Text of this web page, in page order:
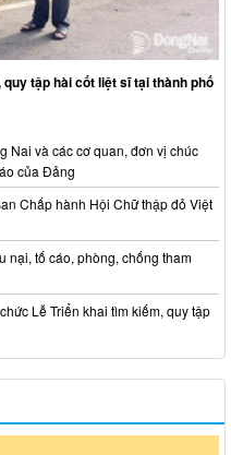
tập hài cốt liệt sĩ tại thành phố
Nai và các cơ quan, đơn vị chúc
của Đảng
Chấp hành Hội Chữ thập đỏ Việt
nại, tố cáo, phòng, chống tham
Lễ Triển khai tìm kiếm, quy tập